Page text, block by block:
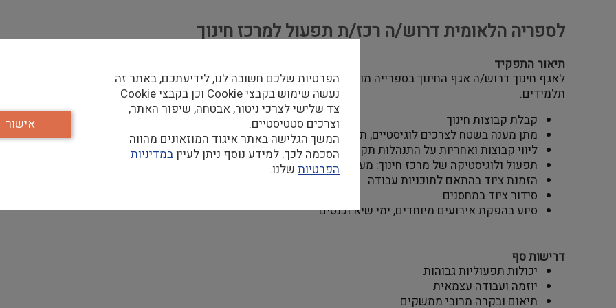
לספריה הלאומית דרוש/ה רכז/ת תפעול למרכז חינוך
תיאור התפקיד
לאגף חינוך דרוש/ה אגף החינוך בספרייה מוביל פעילויות חינוכיות מגוונות לתלמידים ותלמידות ומחפש רכז/ת
תלמידים.
קבלת קבוצות חינוך
מתן מענה בשטח לצרכים לוגיסטיים, תיאום לוחות זמנים ומרחבי הפעילות בין קבוצות
ליווי קבוצות ואחריות על התנהלות תקינה
תפעול ולוגיסטיקה של מרכז חינוך: מעקב וניהול מלאי ציוד לפעילויות תלמידים
הזמנת ציוד בהתאם לתוכניות עבודה
סידור ציוד במחסנים
סיוע בהפקת אירועים מיוחדים, ימי שיא וכנסים
דרישות סף
יכולות תפעוליות גבוהות
יוזמה ועבודה עצמאית
תיאום ובקרה מרובי ממשקים
הפרטיות שלכם חשובה לנו, לידיעתכם, באתר זה
נעשה שימוש בקבצי Cookie וכן בקבצי Cookie
צד שלישי לצרכי ניטור, אבטחה, שיפור האתר,
וצרכים סטטיסטיים.
המשך הגלישה באתר איגוד המוזאונים מהווה
הסכמה לכך. למידע נוסף ניתן לעייןבמדיניות
הפרטיות שלנו.
אישור